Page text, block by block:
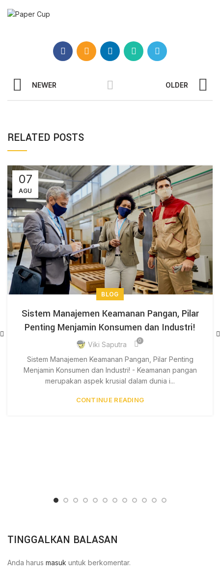
NEWER OLDER
RELATED POSTS
07
AGU
BLOG
Sistem Manajemen Keamanan Pangan, Pilar
Penting Menjamin Konsumen dan Industri!
Viki Saputra 0
Sistem Manajemen Keamanan Pangan, Pilar Penting
Menjamin Konsumen dan Industri! - Keamanan pangan
merupakan aspek krusial dalam dunia i...
CONTINUE READING
TINGGALKAN BALASAN
Anda harus masuk untuk berkomentar.